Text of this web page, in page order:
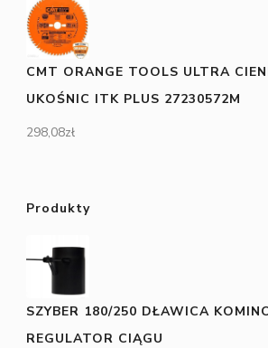
CMT ORANGE TOOLS ULTRA
UKOŚNIC ITK PLUS 27230572M
298,08zł
Produkty
SZYBER 180/250 DŁAWICA
REGULATOR CIĄGU